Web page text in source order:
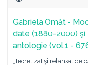
Gabriela Omăt -
date (1880-2000) şi
antologie (vol.1 -
„Teoretizat şi relansat de